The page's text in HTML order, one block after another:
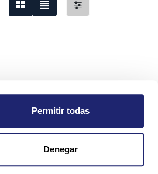
Permitir todas
Denegar